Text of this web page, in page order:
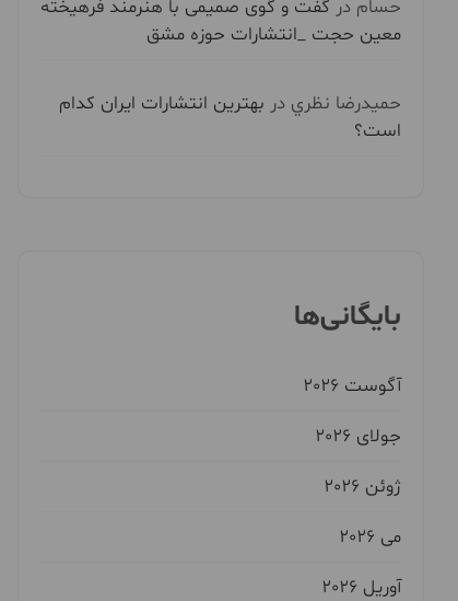
حسام در گفت و گوی صمیمی با هنرمند فرهیخته
معین حجت _انتشارات حوزه مشق
حميدرضا نظري در بهترین انتشارات ایران کدام
است؟
بایگانی‌ها
آگوست 2026
جولای 2026
ژوئن 2026
می 2026
آوریل 2026